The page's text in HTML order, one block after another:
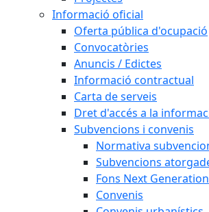
Informació oficial
Oferta pública d'ocupació
Convocatòries
Anuncis / Edictes
Informació contractual
Carta de serveis
Dret d'accés a la
Subvencions i convenis
Normativa
Subvencions
Fons Next Generation
Convenis